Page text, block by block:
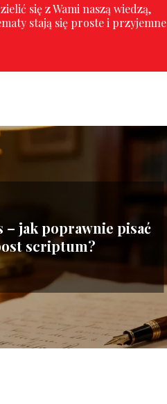
się z Wami naszą wiedzą,
stają się proste i przyjemne
– jak poprawnie pisać
scriptum?